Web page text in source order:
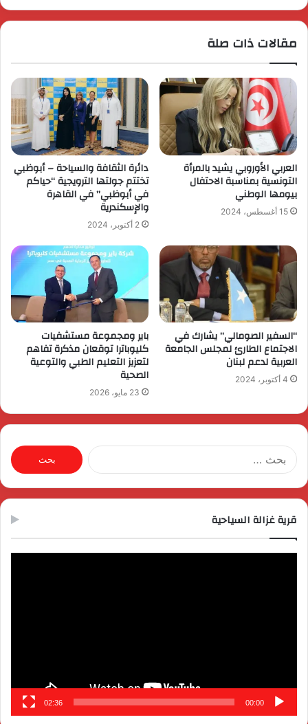
مقالات ذات صلة
العربي الأوروبي يشيد بالمرأة
التونسية بمناسبة الاحتفال
بيومها الوطني
15 أغسطس، 2024
دائرة الثقافة والسياحة – أبوظبي
تختتم جولتها الترويجية “حياكم
في أبوظبي” في القاهرة
والإسكندرية
2 أكتوبر، 2024
“السفير الصومالي” يشارك في
الاجتماع الطارئ لمجلس الجامعة
العربية لدعم لبنان
4 أكتوبر، 2024
باير ومجموعة مستشفيات
كليوباترا توقعان مذكرة تفاهم
لتعزيز التعليم الطبي والتوعية
الصحية
23 مايو، 2026
البحث
عن:
قرية غزالة السياحية
00:00
02:36